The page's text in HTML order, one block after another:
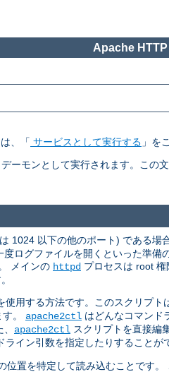
Apache HTTP
、「 サービスとして実行する 」を
ーモンとして実行されます。この
1024 以下の他のポート) である場
ログファイルを開くといった準
メインの httpd プロセスは root
使用する方法です。このスクリプト
。 apache2ctl はどんなコマンド
apache2ctl スクリプトを直接編
ライン引数を指定したりすることが
位置を特定して読み込むことです